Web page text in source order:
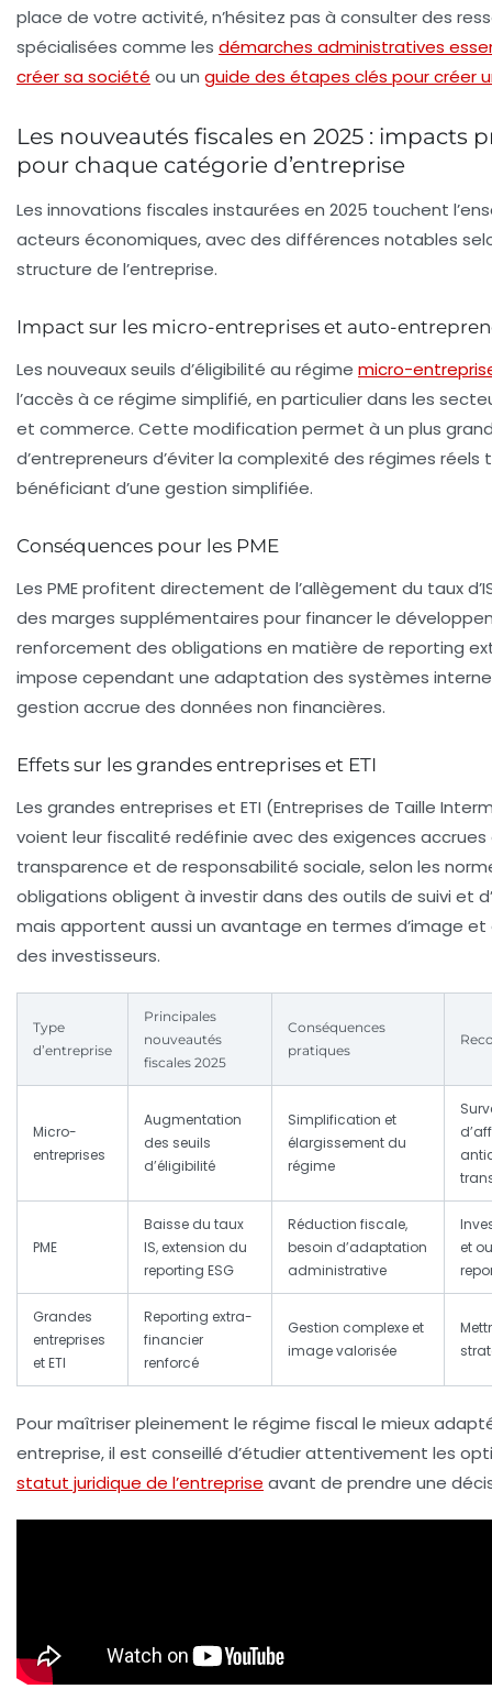
place de votre activité, n’hésitez pas à consulter des
spécialisées comme les démarches administratives
créer sa société ou un guide des étapes clés pour créer
Les nouveautés fiscales en 2025 : impacts
pour chaque catégorie d’entreprise
Les innovations fiscales instaurées en 2025 touchent
acteurs économiques, avec des différences notables
structure de l’entreprise.
Impact sur les micro-entreprises et auto-
Les nouveaux seuils d’éligibilité au régime micro-
l’accès à ce régime simplifié, en particulier dans les
et commerce. Cette modification permet à un plus
d’entrepreneurs d’éviter la complexité des régimes réels
bénéficiant d’une gestion simplifiée.
Conséquences pour les PME
Les PME profitent directement de l’allègement du taux
des marges supplémentaires pour financer le
renforcement des obligations en matière de reporting
impose cependant une adaptation des systèmes
gestion accrue des données non financières.
Effets sur les grandes entreprises et ETI
Les grandes entreprises et ETI (Entreprises de Taille
voient leur fiscalité redéfinie avec des exigences
transparence et de responsabilité sociale, selon les
obligations obligent à investir dans des outils de suivi et
mais apportent aussi un avantage en termes d’image
des investisseurs.
Type
d’entreprise
Principales
nouveautés
fiscales 2025
Conséquences
pratiques
Micro-
entreprises
Augmentation
des seuils
d’éligibilité
Simplification et
élargissement du
régime
PME
Baisse du taux
IS, extension du
reporting ESG
Réduction fiscale,
besoin d’adaptation
administrative
et
Grandes
entreprises
et ETI
Reporting extra-
financier
renforcé
Gestion complexe et
image valorisée
Pour maîtriser pleinement le régime fiscal le mieux
entreprise, il est conseillé d’étudier attentivement les
statut juridique de l’entreprise avant de prendre une